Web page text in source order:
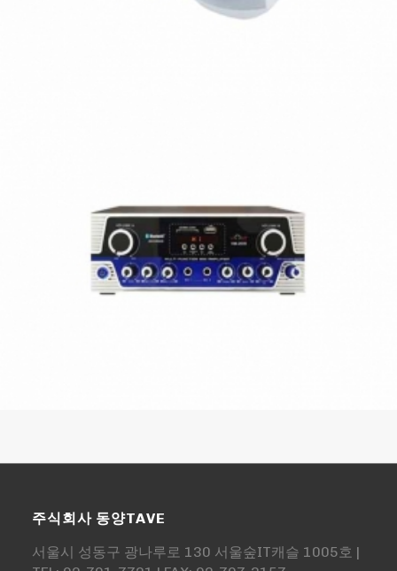
주식회사 동양TAVE
서울시 성동구 광나루로 130 서울숲IT캐슬 1005호 |